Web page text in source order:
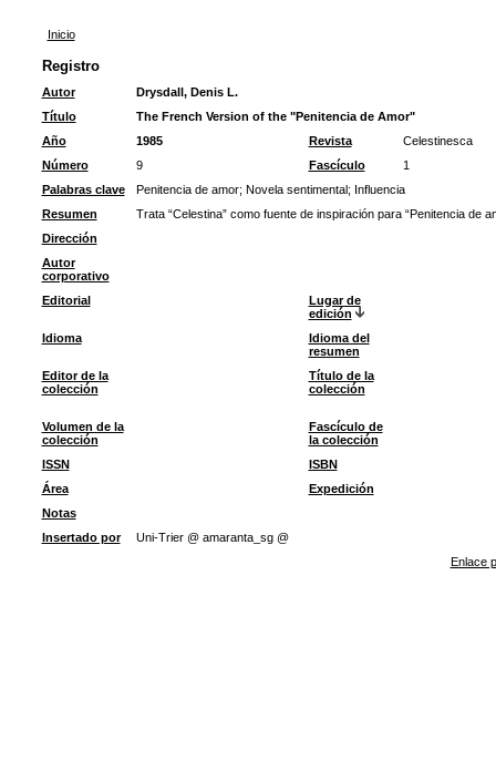
Inicio
Registro
Autor
Drysdall, Denis L.
Título
The French Version of the "Penitencia de Amor"
Año
1985 Revista
Celestinesca
Número
9 Fascículo
1
Palabras clave
Penitencia de amor; Novela sentimental; Influencia
Resumen
Trata “Celestina” como fuente de inspiración para “Penitencia de
Dirección
Autor
corporativo
Editorial
Lugar de
edición
Idioma
Idioma del
resumen
Editor de la
colección
Título de la
colección
Volumen de la
colección
Fascículo de
la colección
ISSN
ISBN
Área
Expedición
Notas
Insertado por
Uni-Trier @ amaranta_sg @
Enlace